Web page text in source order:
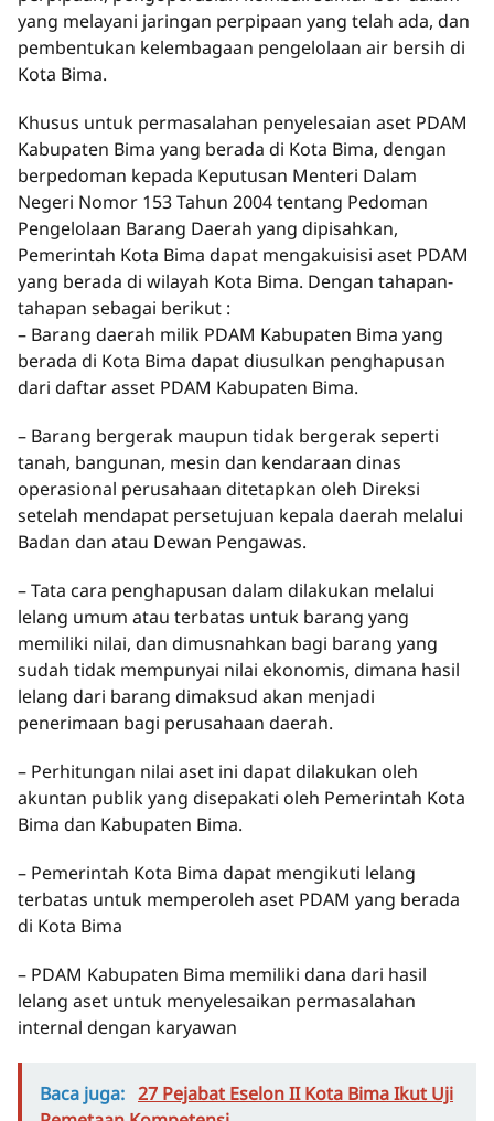
yang melayani jaringan perpipaan yang telah ada, dan
pembentukan kelembagaan pengelolaan air bersih di
Kota Bima.
Khusus untuk permasalahan penyelesaian aset PDAM
Kabupaten Bima yang berada di Kota Bima, dengan
berpedoman kepada Keputusan Menteri Dalam
Negeri Nomor 153 Tahun 2004 tentang Pedoman
Pengelolaan Barang Daerah yang dipisahkan,
Pemerintah Kota Bima dapat mengakuisisi aset PDAM
yang berada di wilayah Kota Bima. Dengan tahapan-
tahapan sebagai berikut :
– Barang daerah milik PDAM Kabupaten Bima yang
berada di Kota Bima dapat diusulkan penghapusan
dari daftar asset PDAM Kabupaten Bima.
– Barang bergerak maupun tidak bergerak seperti
tanah, bangunan, mesin dan kendaraan dinas
operasional perusahaan ditetapkan oleh Direksi
setelah mendapat persetujuan kepala daerah melalui
Badan dan atau Dewan Pengawas.
– Tata cara penghapusan dalam dilakukan melalui
lelang umum atau terbatas untuk barang yang
memiliki nilai, dan dimusnahkan bagi barang yang
sudah tidak mempunyai nilai ekonomis, dimana hasil
lelang dari barang dimaksud akan menjadi
penerimaan bagi perusahaan daerah.
– Perhitungan nilai aset ini dapat dilakukan oleh
akuntan publik yang disepakati oleh Pemerintah Kota
Bima dan Kabupaten Bima.
– Pemerintah Kota Bima dapat mengikuti lelang
terbatas untuk memperoleh aset PDAM yang berada
di Kota Bima
– PDAM Kabupaten Bima memiliki dana dari hasil
lelang aset untuk menyelesaikan permasalahan
internal dengan karyawan
Baca juga: 27 Pejabat Eselon II Kota Bima Ikut Uji